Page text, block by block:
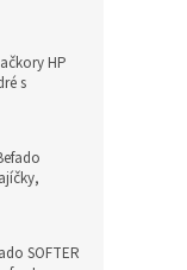
HP
s
SOFTER